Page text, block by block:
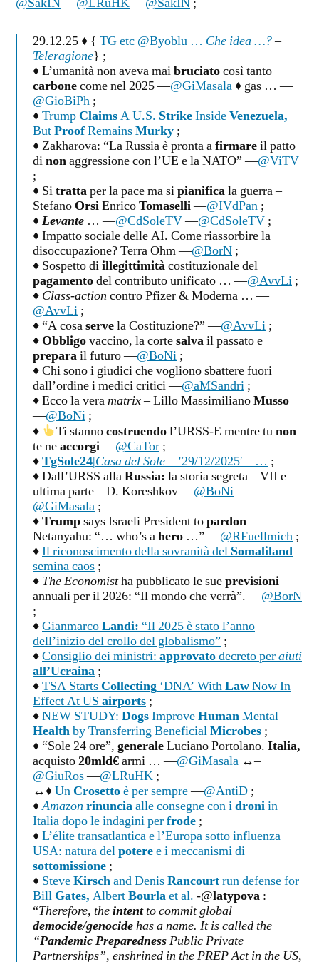
@SakIN—@LRuHK—@SakIN ;
29.12.25 ♦ { TG etc @Byoblu … Che idea …?–
Teleragione} ;
♦ L’umanità non aveva maibruciatocosì tanto
carbonecome nel 2025 —@GiMasala♦ gas … —
@GioBiPh ;
♦TrumpClaimsA U.S. StrikeInsideVenezuela,
ButProofRemainsMurky ;
♦ Zakharova: “La Russia è pronta afirmareil patto
dinonaggressione con l’UE e la NATO” —@ViTV
;
♦ Sitrattaper la pace ma sipianificala guerra –
Stefano OrsiEnricoTomaselli—@IVdPan ;
♦Levante … —@CdSoleTV—@CdSoleTV ;
♦ Impatto sociale delle AI. Come riassorbire la
disoccupazione? Terra Ohm —@BorN ;
♦ Sospetto diillegittimitàcostituzionale del
pagamentodel contributo unificato … —@AvvLi ;
♦ Class-action contro Pfizer & Moderna … —
@AvvLi ;
♦ “A cosaservela Costituzione?” —@AvvLi ;
♦ Obbligovaccino, la cortesalvail passato e
preparail futuro —@BoNi ;
♦ Chi sono i giudici che vogliono sbattere fuori
dall’ordine i medici critici —@aMSandri ;
♦ Ecco la veramatrix– Lillo MassimilianoMusso
—@BoNi ;
♦
Ti stannocostruendol’URSS‑E mentre tunon
te neaccorgi—@CaTor ;
♦TgSole24|Casa del Sole– ’29/12/2025′ – … ;
♦ Dall’URSS allaRussia: la storia segreta – VII e
ultima parte – D. Koreshkov —@BoNi—
@GiMasala ;
♦Trumpsays Israeli President topardon
Netanyahu: “… who’s ahero …” —@RFuellmich ;
♦Il riconoscimento della sovranità del Somaliland
semina caos ;
♦ The Economistha pubblicato le sueprevisioni
annuali per il 2026: “Il mondo che verrà”. —@BorN
;
♦GianmarcoLandi: “Il 2025 è stato l’anno
dell’inizio del crollo del globalismo” ;
♦Consiglio dei ministri: approvatodecreto peraiuti
all’Ucraina ;
♦TSA StartsCollecting ‘DNA’ WithLawNow In
Effect At US airports ;
♦NEW STUDY: DogsImproveHumanMental
Healthby Transferring BeneficialMicrobes ;
♦ “Sole 24 ore”, generaleLuciano Portolano. Italia,
acquisto20mld€armi … —@GiMasala ↔–
@GiuRos—@LRuHK ;
↔♦UnCrosettoè per sempre—@AntiD ;
♦Amazon rinunciaalle consegne con idroniin
Italia dopo le indagini perfrode ;
♦L’élite transatlantica e l’Europa sotto influenza
USA: natura delpoteree i meccanismi di
sottomissione ;
♦ SteveKirschand DenisRancourtrun defense for
Bill Gates, AlbertBourlaet al. -@latypova :
“Therefore, theintentto commit global
democide/genocidehas a name. It is called the
“Pandemic PreparednessPublic Private
Partnerships”, enshrined in the PREP Act in the US,